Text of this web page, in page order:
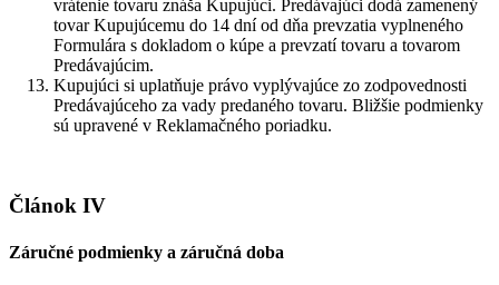
vrátenie tovaru znáša Kupujúci. Predávajúci dodá zamenený
tovar Kupujúcemu do 14 dní od dňa prevzatia vyplneného
Formulára s dokladom o kúpe a prevzatí tovaru a tovarom
Predávajúcim.
Kupujúci si uplatňuje právo vyplývajúce zo zodpovednosti
Predávajúceho za vady predaného tovaru. Bližšie podmienky
sú upravené v Reklamačného poriadku.
Článok IV
Záručné podmienky a záručná doba